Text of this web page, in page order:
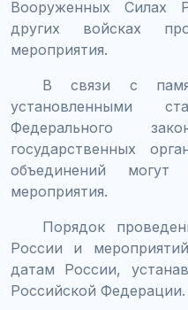
Вооруженных Силах
других войсках
мероприятия.
В связи с
установленными
Федерального
государственных
объединений могут
мероприятия.
Порядок
России и
датам России,
Российской Федерации.